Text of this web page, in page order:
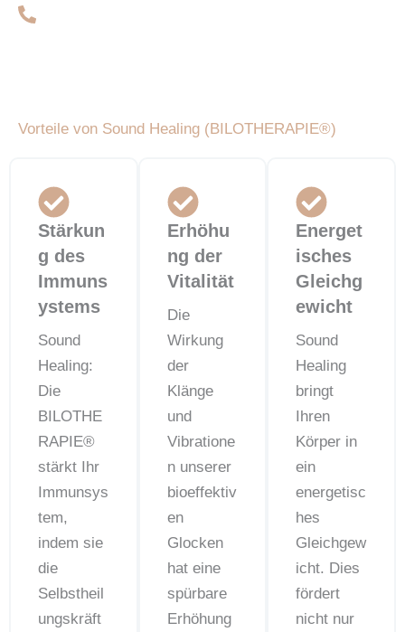
Vorteile von Sound Healing (BILOTHERAPIE®️)
Stärkun
g des
Immuns
ystems
Sound
Healing:
Die
BILOTHE
RAPIE®️
stärkt Ihr
Immunsys
tem,
indem sie
die
Selbstheil
ungskräft
Erhöhu
ng der
Vitalität
Die
Wirkung
der
Klänge
und
Vibratione
n unserer
bioeffektiv
en
Glocken
hat eine
spürbare
Erhöhung
Energet
isches
Gleichg
ewicht
Sound
Healing
bringt
Ihren
Körper in
ein
energetisc
hes
Gleichgew
icht. Dies
fördert
nicht nur